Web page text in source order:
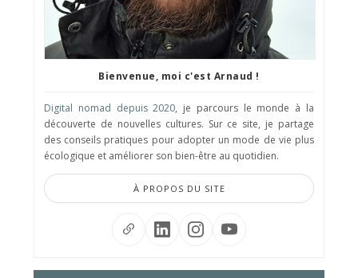
Bienvenue, moi c'est Arnaud !
Digital nomad depuis 2020, je parcours le monde à la
découverte de nouvelles cultures. Sur ce site, je partage
des conseils pratiques pour adopter un mode de vie plus
écologique et améliorer son bien-être au quotidien.
À PROPOS DU SITE